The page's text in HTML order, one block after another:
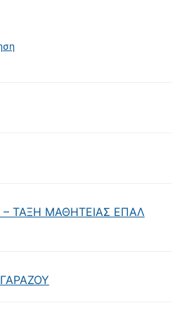
ΤΑΞΗ ΜΑΘΗΤΕΙΑΣ ΕΠΑΛ